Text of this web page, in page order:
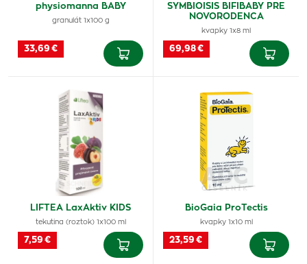
physiomanna BABY
granulát 1x100 g
33,69 €
SYMBIOISIS BIFIBABY PRE
NOVORODENCA
kvapky 1x8 ml
69,98 €
LIFTEA LaxAktiv KIDS
tekutina (roztok) 1x100 ml
7,59 €
BioGaia ProTectis
kvapky 1x10 ml
23,59 €